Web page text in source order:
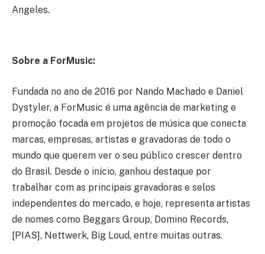
Angeles.
Sobre a ForMusic:
Fundada no ano de 2016 por Nando Machado e Daniel
Dystyler, a ForMusic é uma agência de marketing e
promoção focada em projetos de música que conecta
marcas, empresas, artistas e gravadoras de todo o
mundo que querem ver o seu público crescer dentro
do Brasil. Desde o início, ganhou destaque por
trabalhar com as principais gravadoras e selos
independentes do mercado, e hoje, representa artistas
de nomes como Beggars Group, Domino Records,
[PIAS], Nettwerk, Big Loud, entre muitas outras.